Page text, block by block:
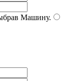
Машину.